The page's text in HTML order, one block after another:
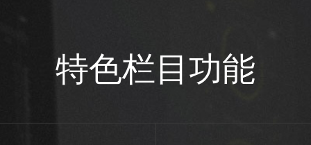
特色栏目功能